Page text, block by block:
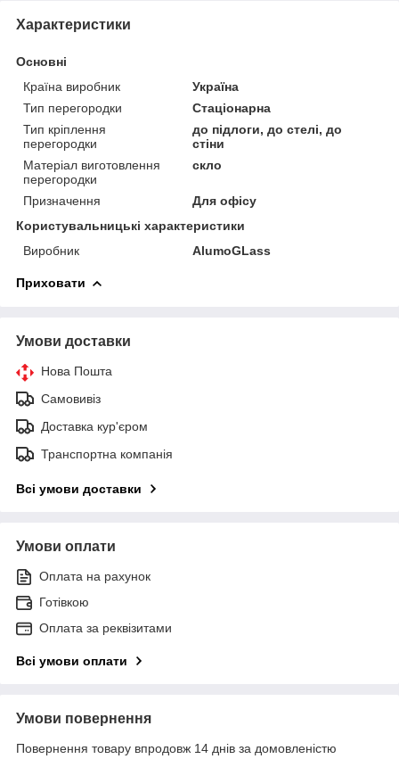
Характеристики
Основні
Країна виробник
Україна
Тип перегородки
Стаціонарна
Тип кріплення
перегородки
до підлоги, до стелі, до
стіни
Матеріал виготовлення
перегородки
скло
Призначення
Для офісу
Користувальницькі характеристики
Виробник
AlumoGLass
Приховати
Умови доставки
Нова Пошта
Самовивіз
Доставка кур'єром
Транспортна компанія
Всі умови доставки
Умови оплати
Оплата на рахунок
Готівкою
Оплата за реквізитами
Всі умови оплати
Умови повернення
Повернення товару впродовж 14 днів за домовленістю